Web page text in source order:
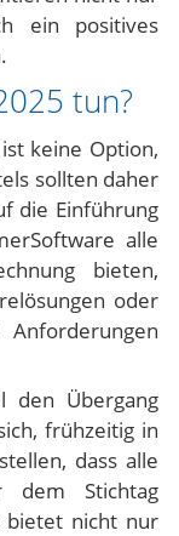
ein positives
tun?
keine Option,
sollten daher
die Einführung
alle
bieten,
oder
den Übergang
frühzeitig in
dass alle
dem Stichtag
bietet nicht nur